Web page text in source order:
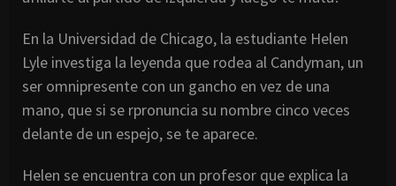
En la Universidad de Chicago, la estudiante Helen
Lyle investiga la leyenda que rodea al Candyman, un
ser omnipresente con un gancho en vez de una
mano, que si se rpronuncia su nombre cinco veces
delante de un espejo, se te aparece.
Helen se encuentra con un profesor que explica la